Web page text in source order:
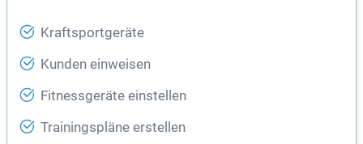
Kraftsportgeräte
Kunden einweisen
Fitnessgeräte einstellen
Trainingspläne erstellen